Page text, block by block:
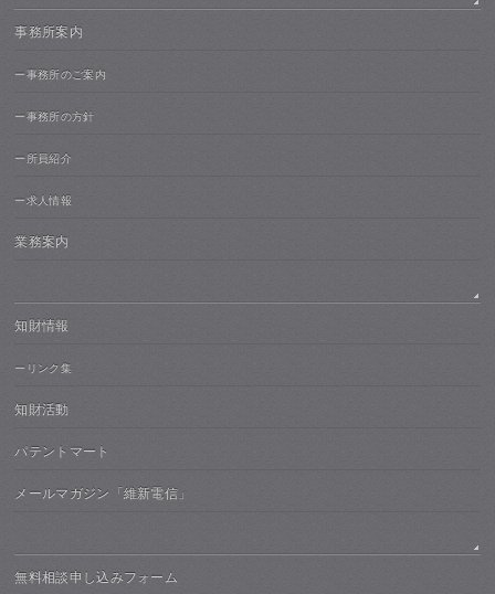
事務所案内
ー事務所のご案内
ー事務所の方針
ー所員紹介
ー求人情報
業務案内
知財情報
ーリンク集
知財活動
パテントマート
メールマガジン「維新電信」
無料相談申し込みフォーム